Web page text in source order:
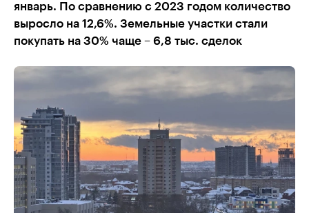
январь. По сравнению с 2023 годом количество
выросло на 12,6%. Земельные участки стали
покупать на 30% чаще – 6,8 тыс. сделок